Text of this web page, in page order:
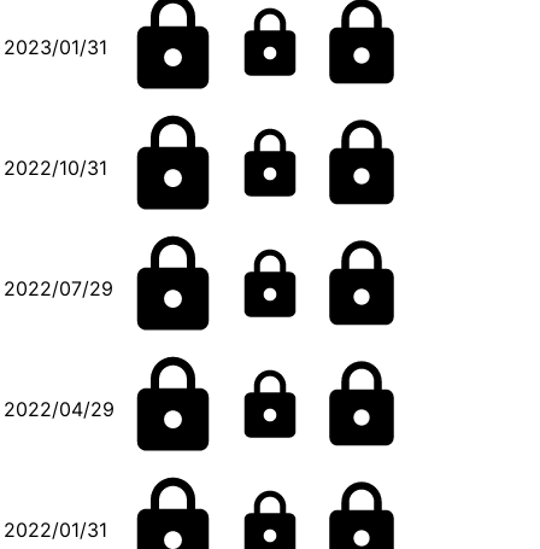
2023/01/31
2022/10/31
2022/07/29
2022/04/29
2022/01/31